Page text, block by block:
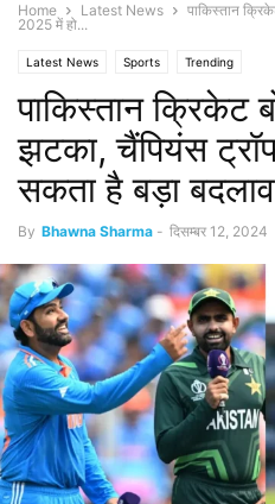
Home Latest News
पाकिस्तान
2025 में हो...
Latest News Sports Trending
पाकिस्तान क्रिकेट
झटका, चैंपियंस
सकता है बड़ा बदलाव
By Bhawna Sharma - दिसम्बर 12, 2024